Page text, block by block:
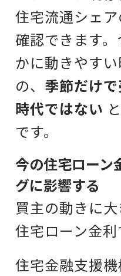
住宅流通シェ
確認できます
かに動きやす
の、 季節だけ
時代ではない
です。
今の住宅ローン
グに影響する
買主の動きに
住宅ローン金利
住宅金融支援